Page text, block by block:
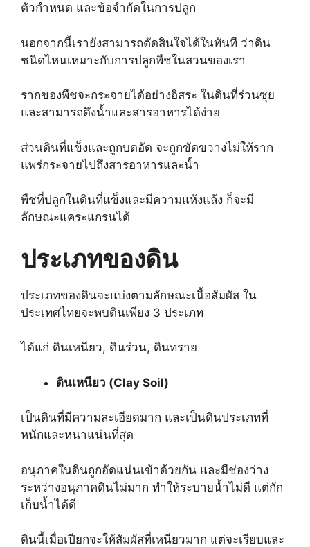
ตัวกำหนด และข้อจำกัดในการปลูก
นอกจากนี้เรายังสามารถตัดสินใจได้ในทันที ว่าดิน
ชนิดไหนเหมาะกับการปลูกพืชในสวนของเรา
รากของพืชจะกระจายได้อย่างอิสระ ในดินที่ร่วนซุย
และสามารถดึงน้ำและสารอาหารได้ง่าย
ส่วนดินที่แข็งและถูกบดอัด จะถูกขัดขวางไม่ให้ราก
แพร่กระจายไปถึงสารอาหารและน้ำ
พืชที่ปลูกในดินที่แข็งและมีความแห้งแล้ง ก็จะมี
ลักษณะแคระแกรนได้
ประเภทของดิน
ประเภทของดินจะแบ่งตามลักษณะเนื้อสัมผัส ใน
ประเทศไทยจะพบดินเพียง 3 ประเภท
ได้แก่ ดินเหนียว, ดินร่วน, ดินทราย
ดินเหนียว (Clay Soil)
เป็นดินที่มีความละเอียดมาก และเป็นดินประเภทที่
หนักและหนาแน่นที่สุด
อนุภาคในดินถูกอัดแน่นเข้าด้วยกัน และมีช่องว่าง
ระหว่างอนุภาคดินไม่มาก ทำให้ระบายน้ำไม่ดี แต่กัก
เก็บน้ำได้ดี
ดินนี้เมื่อเปียกจะให้สัมผัสที่เหนียวมาก แต่จะเรียบและ